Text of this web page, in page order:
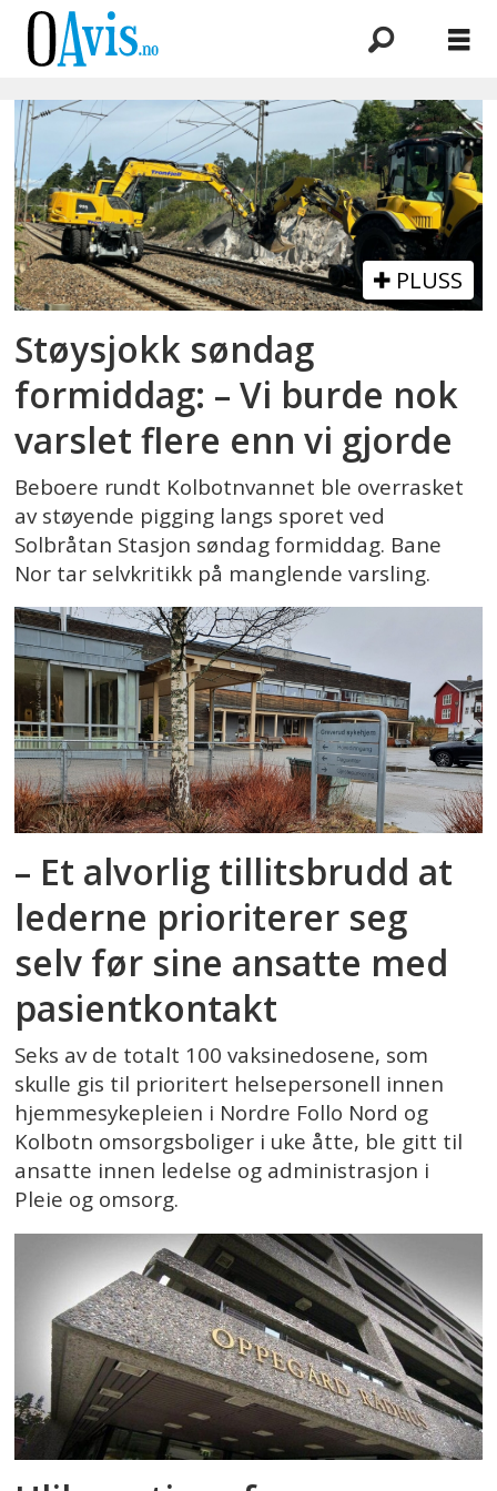
Emne:
varsling
PLUSS
Støysjokk søndag
formiddag: – Vi burde nok
varslet flere enn vi gjorde
Beboere rundt Kolbotnvannet ble overrasket
av støyende pigging langs sporet ved
Solbråtan Stasjon søndag formiddag. Bane
Nor tar selvkritikk på manglende varsling.
– Et alvorlig tillitsbrudd at
lederne prioriterer seg
selv før sine ansatte med
pasientkontakt
Seks av de totalt 100 vaksinedosene, som
skulle gis til prioritert helsepersonell innen
hjemmesykepleien i Nordre Follo Nord og
Kolbotn omsorgsboliger i uke åtte, ble gitt til
ansatte innen ledelse og administrasjon i
Pleie og omsorg.